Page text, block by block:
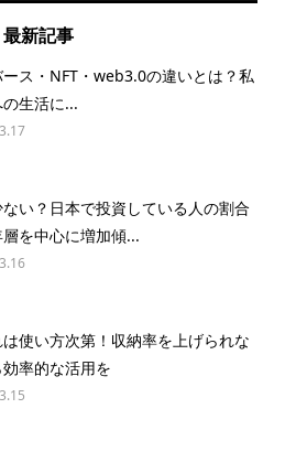
最新記事
ース・NFT・web3.0の違いとは？私
生活に...
ない？日本で投資している人の割合
を中心に増加傾...
使い方次第！収納率を上げられな
率的な活用を